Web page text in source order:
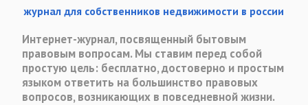
журнал для собственников недвижимости в россии
Интернет-журнал, посвященный бытовым
правовым вопросам. Мы ставим перед собой
простую цель: бесплатно, достоверно и простым
языком ответить на большинство правовых
вопросов, возникающих в повседневной жизни.